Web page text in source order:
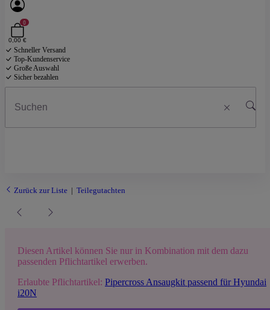
0
0,00 €
Schneller Versand
Top-Kundenservice
Große Auswahl
Sicher bezahlen
Zurück zur Liste Teilegutachten
Diesen Artikel können Sie nur in Kombination mit dem dazu
passenden Pflichtartikel erwerben.
Erlaubte Pflichtartikel: Pipercross Ansaugkit passend für Hyundai
i20N